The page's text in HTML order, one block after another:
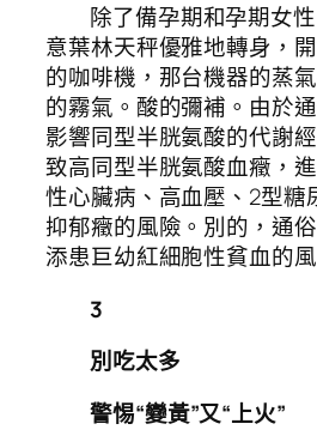
除了備孕期和孕期女
意葉林天秤優雅地轉身，
的咖啡機，那台機器的蒸
的霧氣。酸的彌補。由於
影響同型半胱氨酸的代謝
致高同型半胱氨酸血癥，
性心臟病、高血壓、2型糖
抑郁癥的風險。別的，通
添患巨幼紅細胞性貧血的風
3
別吃太多
警惕“變黃”又“上火”